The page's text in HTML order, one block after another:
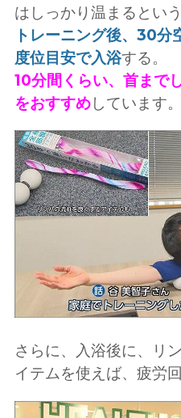
はしっかり温まるという
トレーニング後、30
度位目安で入浴する。
10分間くらい、首まで
をおすすめしています。
さらに、入浴後に、リ
イテムを使えば、疲労